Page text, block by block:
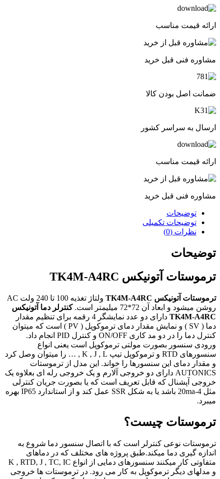
ارائه قیمت مناسب
مشاوره فنی قبل خرید
ضمانت اصل بودن کالا
ارسال به سراسر کشور
ارائه قیمت مناسب
مشاوره فنی قبل خرید
توضیحات
توضیحات تکمیلی
نظرات (0)
توضیحات
ترموستات آتونیکس TK4M-A4RC
ترموستات آتونیکس TK4M-A4RC
ولتاژ تغذیه 100 تا 240 ولت AC
روشن میشود و ابعاد آن 72*72 میلیمتر است.
کنترلر دما آتونیکس
TK4M-A4RC
دارای دو عدد نمایشگر 4 رقمه برای تنظیم مقدار
دما ( SV ) و نمایش مقدار دمای ترموکوپل ( PV ) است که میتوان
کنترل دما را در دو مد کاری ON/OFF و کنترل PID انجام داد.
ورودی سنسور بصورت مولتی ترموکوپل است یعنی انواع
سنسورهای RTD و ترموکوپل تیپ K , J , L , … را میتوان وصل کرد
و مقدار دمای این سنسورها را خواند. این مدل از ترموستات
AUTONICS دارای دو خروجی آلارم و یک خروجی رله ای بعلاوه یک
خروجی آپشنال که قابل تعریف است که یا بصورت جریان کنترلی
مثل 4-20ma باشد یا به شکل SSR عمل کند و از استاندارد IP65 بهره
میبرد.
ترموستات چیست؟
ترموستات نوعی کنترلر است که با اتصال سنسور دما شروع به
اندازه گیری دما میکند.طبق پروژه های مختلف که در دماهای
متفاوتی کار میکنند سنسورهای دمایی از انواع K , RTD, J , TC, IC
و مدلهای دیگر ترموکوپل به کار می رود. در ترموستات ها خروجی